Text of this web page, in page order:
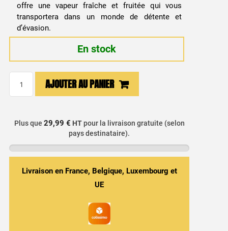
offre une vapeur fraîche et fruitée qui vous
transportera dans un monde de détente et
d’évasion.
En stock
Fresh
50ml
AJOUTER AU PANIER
Plus que 29,99 € HTpour la livraison gratuite (selon
pays destinataire).
Livraison en France, Belgique, Luxembourg et
UE